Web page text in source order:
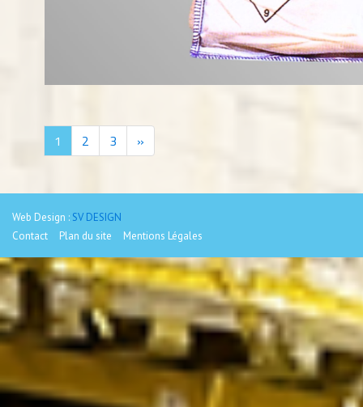
1 2 3 »
Web Design : SV DESIGN
Contact
Plan du site Mentions Légales